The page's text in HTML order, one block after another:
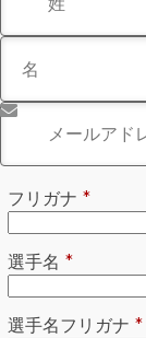
名
メールアドレス
フリガナ *必須
選手名 *必須
選手名フリガナ *